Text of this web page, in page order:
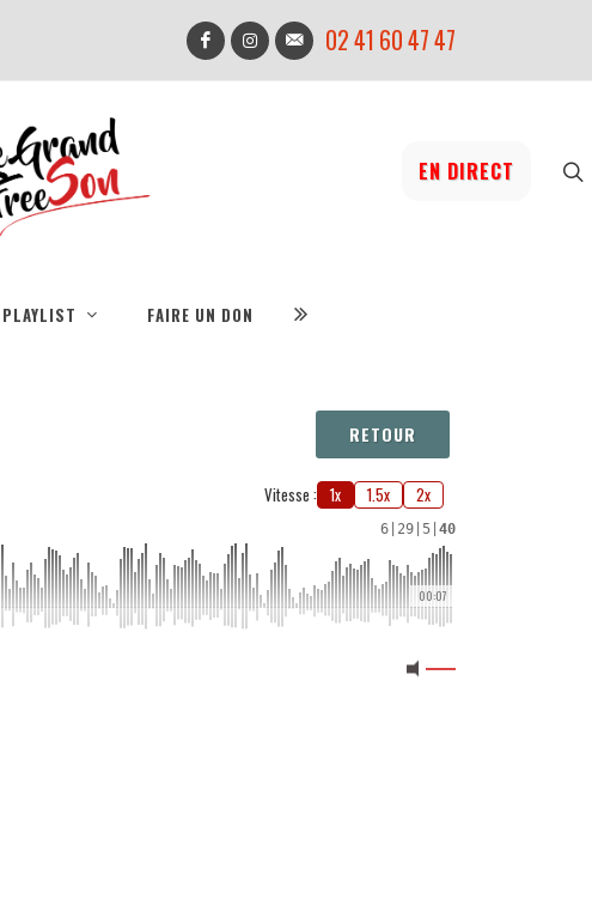
02 41 60 47 47
EN DIRECT
PLAYLIST FAIRE UN DON
RETOUR
Vitesse : 1x 1.5x 2x
6 29 5 40
00:07